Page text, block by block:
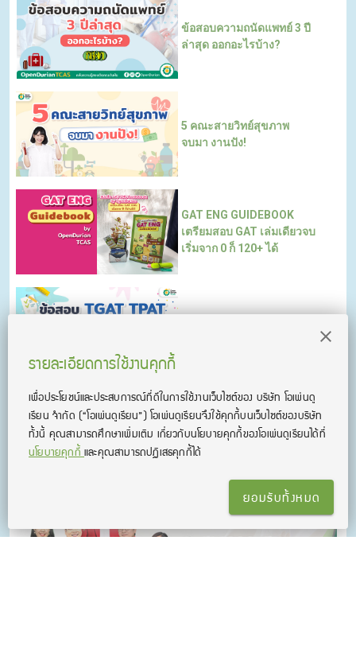
ข้อสอบความถนัดแพทย์ 3 ปี
ล่าสุด ออกอะไรบ้าง?
5 คณะสายวิทย์สุขภาพ
จบมา งานปัง!
GAT ENG GUIDEBOOK
เตรียมสอบ GAT เล่มเดียวจบ
เริ่มจาก 0 ก็ 120+ ได้
คอร์สเรียนที่เกี่ยวข้อง
รายละเอียดการใช้งานคุกกี้
เพื่อประโยชน์และประสบการณ์ที่ดีในการใช้งานเว็บไซต์ของ บริษัท โอเพ่นดู
เรียน จํากัด (“โอเพ่นดูเรียน”)โอเพ่นดูเรียนจึงใช้คุกกี้บนเว็บไซต์ของบริษัท
ทั้งนี้ คุณสามารถศึกษาเพิ่มเติม เกี่ยวกับนโยบายคุกกี้ของโอเพ่นดูเรียนได้ที่
นโยบายคุกกี้และคุณสามารถปฏิเสธคุกกี้ได้
ยอมรับทั้งหมด